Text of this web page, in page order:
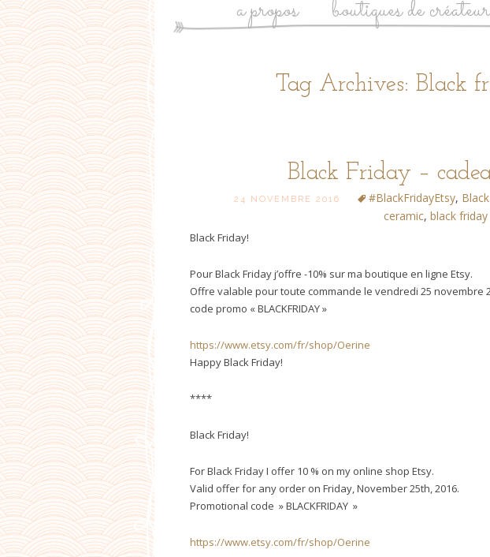
a propos boutiques de
Tag Archives: Black
Black Friday –
24 NOVEMBRE 2016 #BlackFridayEtsy‎,
ceramic,black
Black Friday!
Pour Black Friday j’offre -10% sur ma boutique en ligne Etsy.
Offre valable pour toute commande le vendredi 25 novembre
code promo « BLACKFRIDAY »
https://www.etsy.com/fr/shop/Oerine
Happy Black Friday!
****
Black Friday!
For Black Friday I offer 10 % on my online shop Etsy.
Valid offer for any order on Friday, November 25th, 2016.
Promotional code » BLACKFRIDAY »
https://www.etsy.com/fr/shop/Oerine